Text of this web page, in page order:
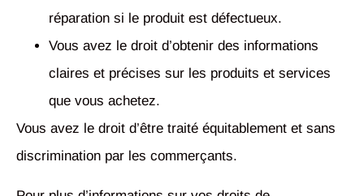
réparation si le produit est défectueux.
Vous avez le droit d’obtenir des informations
claires et précises sur les produits et services
que vous achetez.
Vous avez le droit d’être traité équitablement et sans
discrimination par les commerçants.